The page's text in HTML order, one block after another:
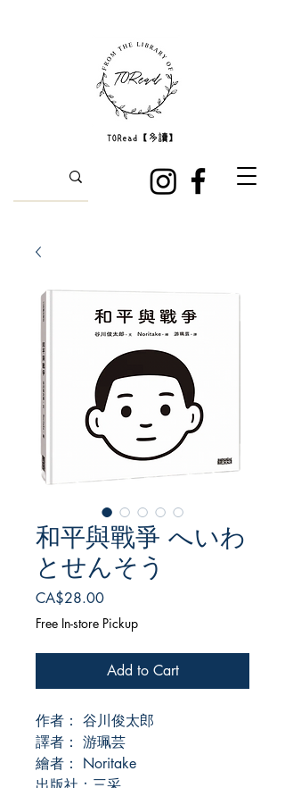
和平與戰爭 へいわ
とせんそう
CA$28.00Price
Free In-store Pickup
Add to Cart
作者： 谷川俊太郎
譯者： 游珮芸
繪者： Noritake